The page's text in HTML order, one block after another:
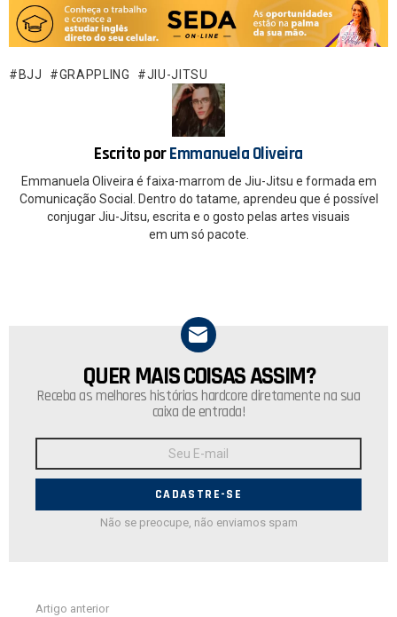
ce
b
o
at
s
A
BJJ GRAPPLING JIU-JITSU
Escrito porEmmanuela Oliveira
Emmanuela Oliveira é faixa-marrom de Jiu-Jitsu e formada em
Comunicação Social. Dentro do tatame, aprendeu que é possível
conjugar Jiu-Jitsu, escrita e o gosto pelas artes visuais
em um só pacote.
NEWSLETTER
QUER MAIS COISAS ASSIM?
Receba as melhores histórias hardcore diretamente na sua
caixa de entrada!
E-
Não se preocupe, não enviamos spam
Artigo anterior